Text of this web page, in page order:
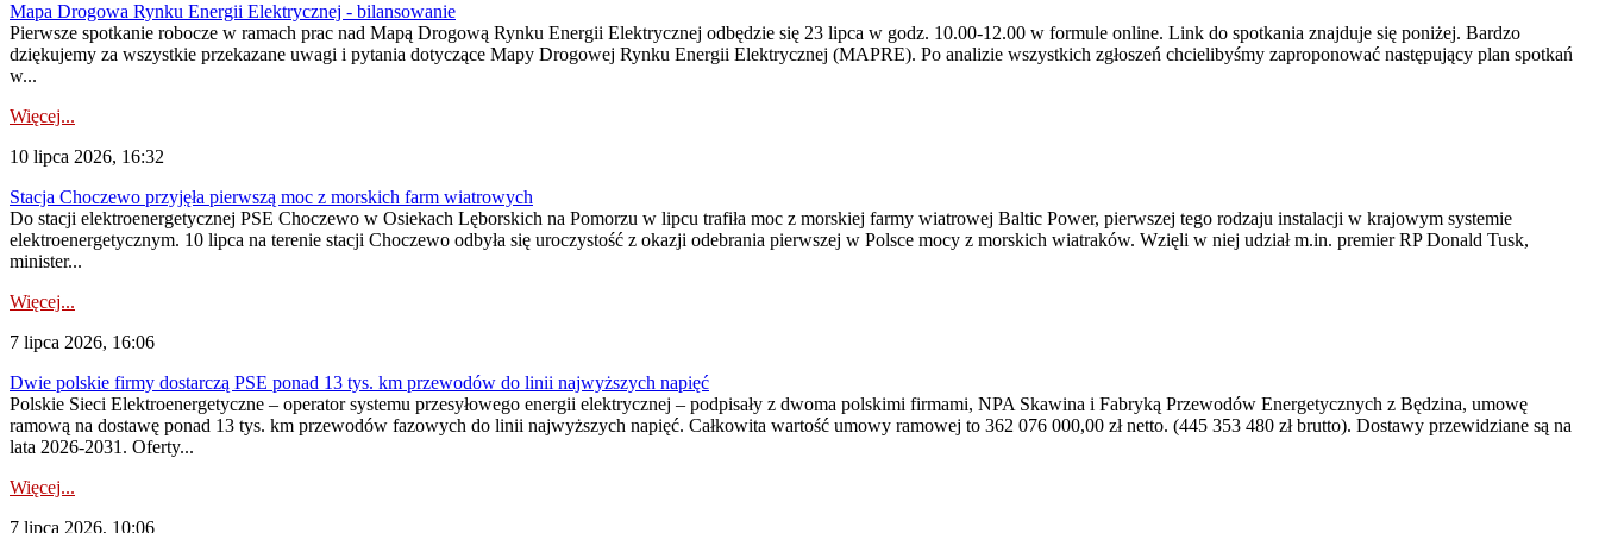
Mapa Drogowa Rynku Energii Elektrycznej - bilansowanie
Pierwsze spotkanie robocze w ramach prac nad Mapą Drogową Rynku Energii Elektrycznej odbędzie się 23 lipca w godz. 10.00-12.00 w formule online. Link do spotkania znajduje się poniżej. Bardzo
dziękujemy za wszystkie przekazane uwagi i pytania dotyczące Mapy Drogowej Rynku Energii Elektrycznej (MAPRE). Po analizie wszystkich zgłoszeń chcielibyśmy zaproponować następujący plan spotkań
w...
Więcej...
10 lipca 2026, 16:32
Stacja Choczewo przyjęła pierwszą moc z morskich farm wiatrowych
Do stacji elektroenergetycznej PSE Choczewo w Osiekach Lęborskich na Pomorzu w lipcu trafiła moc z morskiej farmy wiatrowej Baltic Power, pierwszej tego rodzaju instalacji w krajowym systemie
elektroenergetycznym. 10 lipca na terenie stacji Choczewo odbyła się uroczystość z okazji odebrania pierwszej w Polsce mocy z morskich wiatraków. Wzięli w niej udział m.in. premier RP Donald Tusk,
minister...
Więcej...
7 lipca 2026, 16:06
Dwie polskie firmy dostarczą PSE ponad 13 tys. km przewodów do linii najwyższych napięć
Polskie Sieci Elektroenergetyczne – operator systemu przesyłowego energii elektrycznej – podpisały z dwoma polskimi firmami, NPA Skawina i Fabryką Przewodów Energetycznych z Będzina, umowę
ramową na dostawę ponad 13 tys. km przewodów fazowych do linii najwyższych napięć. Całkowita wartość umowy ramowej to 362 076 000,00 zł netto. (445 353 480 zł brutto). Dostawy przewidziane są na
lata 2026-2031. Oferty...
Więcej...
7 lipca 2026, 10:06